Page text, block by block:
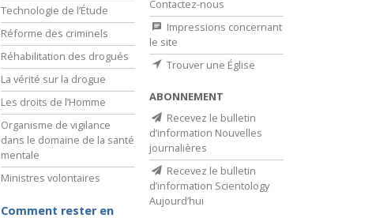
Technologie de l’Étude
Réforme des criminels
Réhabilitation des drogués
La vérité sur la drogue
Les droits de l’Homme
Organisme de vigilance
dans le domaine de la santé
mentale
Ministres volontaires
Comment rester en
Contactez-nous
Impressions concernant
le site
Trouver une Église
ABONNEMENT
Recevez le bulletin
d’information Nouvelles
journalières
Recevez le bulletin
d’information Scientology
Aujourd’hui